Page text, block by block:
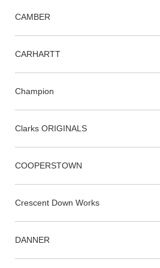
CAMBER
CARHARTT
Champion
Clarks ORIGINALS
COOPERSTOWN
Crescent Down Works
DANNER